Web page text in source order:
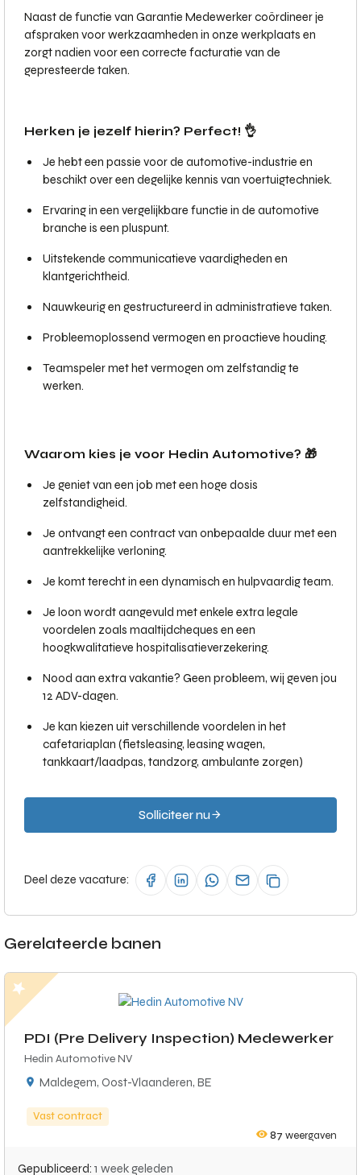
Naast de functie van Garantie Medewerker coördineer je
afspraken voor werkzaamheden in onze werkplaats en
zorgt nadien voor een correcte facturatie van de
gepresteerde taken.
Herken je jezelf hierin? Perfect! 👌
Je hebt een passie voor de automotive-industrie en
beschikt over een degelijke kennis van voertuigtechniek.
Ervaring in een vergelijkbare functie in de automotive
branche is een pluspunt.
Uitstekende communicatieve vaardigheden en
klantgerichtheid.
Nauwkeurig en gestructureerd in administratieve taken.
Probleemoplossend vermogen en proactieve houding.
Teamspeler met het vermogen om zelfstandig te
werken.
Waarom kies je voor Hedin Automotive? 🎁
Je geniet van een job met een hoge dosis
zelfstandigheid.
Je ontvangt een contract van onbepaalde duur met een
aantrekkelijke verloning.
Je komt terecht in een dynamisch en hulpvaardig team.
Je loon wordt aangevuld met enkele extra legale
voordelen zoals maaltijdcheques en een
hoogkwalitatieve hospitalisatieverzekering.
Nood aan extra vakantie? Geen probleem, wij geven jou
12 ADV-dagen.
Je kan kiezen uit verschillende voordelen in het
cafetariaplan (fietsleasing, leasing wagen,
tankkaart/laadpas, tandzorg, ambulante zorgen)
Solliciteer nu
Deel deze vacature:
Gerelateerde banen
PDI (Pre Delivery Inspection) Medewerker
Hedin Automotive NV
Maldegem, Oost-Vlaanderen, BE
Vast contract
87 weergaven
Gepubliceerd: 1 week geleden